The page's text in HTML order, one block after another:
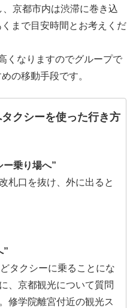
京都市内は渋滞に巻き込
まで目安時間とお考えくだ
くなりますのでグループで
の移動手段です。
クシーを使った行き方
ー乗り場へ”
札口を抜け、外に出ると
”
タクシーに乗ることにな
、京都観光について質問
修学院離宮付近の観光ス